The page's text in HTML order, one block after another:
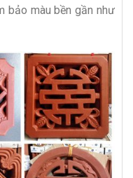
bảo màu bền gần như